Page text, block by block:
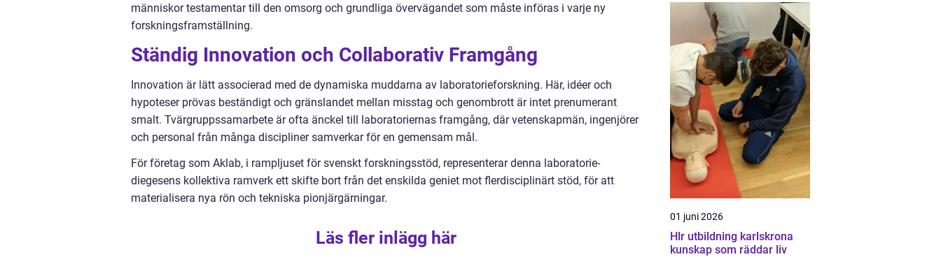
människor testamentar till den omsorg och grundliga övervägandet som måste införas i varje ny
forskningsframställning.
Ständig Innovation och Collaborativ Framgång
Innovation är lätt associerad med de dynamiska muddarna av laboratorieforskning. Här, idéer och
hypoteser prövas beständigt och gränslandet mellan misstag och genombrott är intet prenumerant
smalt. Tvärgruppssamarbete är ofta änckel till laboratoriernas framgång, där vetenskapmän, ingenjörer
och personal från många discipliner samverkar för en gemensam mål.
För företag som Aklab, i rampljuset för svenskt forskningsstöd, representerar denna laboratorie-
diegesens kollektiva ramverk ett skifte bort från det enskilda geniet mot flerdisciplinärt stöd, för att
materialisera nya rön och tekniska pionjärgärningar.
Läs fler inlägg här
01 juni 2026
Hlr utbildning karlskrona
kunskap som räddar liv